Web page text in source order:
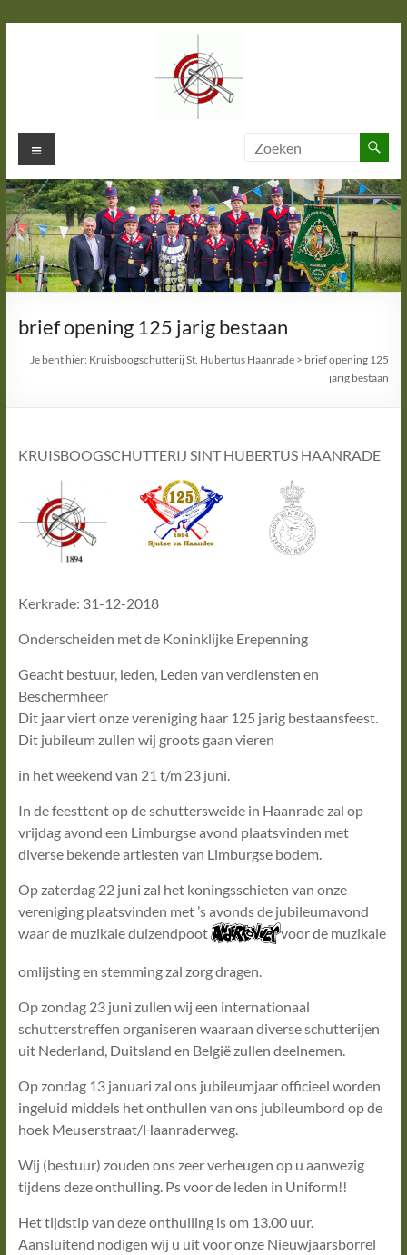
Kruisboogschutterij St. Hubertus
Haanrade
Menu
brief opening 125 jarig bestaan
Je bent hier: Kruisboogschutterij St. Hubertus Haanrade > brief opening 125
jarig bestaan
KRUISBOOGSCHUTTERIJ SINT HUBERTUS HAANRADE
Kerkrade: 31-12-2018
Onderscheiden met de Koninklijke Erepenning
Geacht bestuur, leden, Leden van verdiensten en
Beschermheer
Dit jaar viert onze vereniging haar 125 jarig bestaansfeest.
Dit jubileum zullen wij groots gaan vieren
in het weekend van 21 t/m 23 juni.
In de feesttent op de schuttersweide in Haanrade zal op
vrijdag avond een Limburgse avond plaatsvinden met
diverse bekende artiesten van Limburgse bodem.
Op zaterdag 22 juni zal het koningsschieten van onze
vereniging plaatsvinden met ’s avonds de jubileumavond
waar de muzikale duizendpoot
voor de muzikale
omlijsting en stemming zal zorg dragen.
Op zondag 23 juni zullen wij een internationaal
schutterstreffen organiseren waaraan diverse schutterijen
uit Nederland, Duitsland en België zullen deelnemen.
Op zondag 13 januari zal ons jubileumjaar officieel worden
ingeluid middels het onthullen van ons jubileumbord op de
hoek Meuserstraat/Haanraderweg.
Wij (bestuur) zouden ons zeer verheugen op u aanwezig
tijdens deze onthulling. Ps voor de leden in Uniform!!
Het tijdstip van deze onthulling is om 13.00 uur.
Aansluitend nodigen wij u uit voor onze Nieuwjaarsborrel